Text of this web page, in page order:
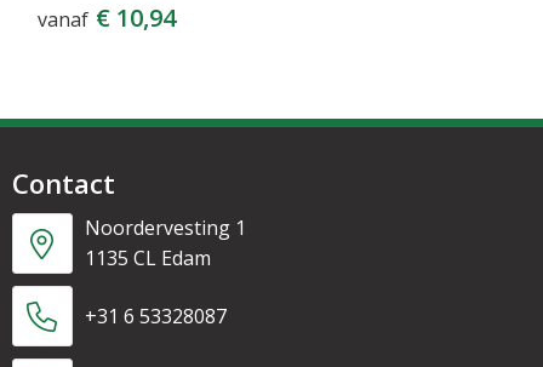
vanaf € 10,94
Contact
Noordervesting 1
1135 CL Edam
+31 6 53328087